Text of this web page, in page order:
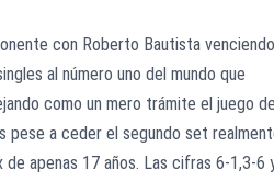
con Roberto Bautista venciendo
al número uno del mundo que
como un mero trámite el juego
pese a ceder el segundo set
apenas 17 años. Las cifras 6-1,3-6